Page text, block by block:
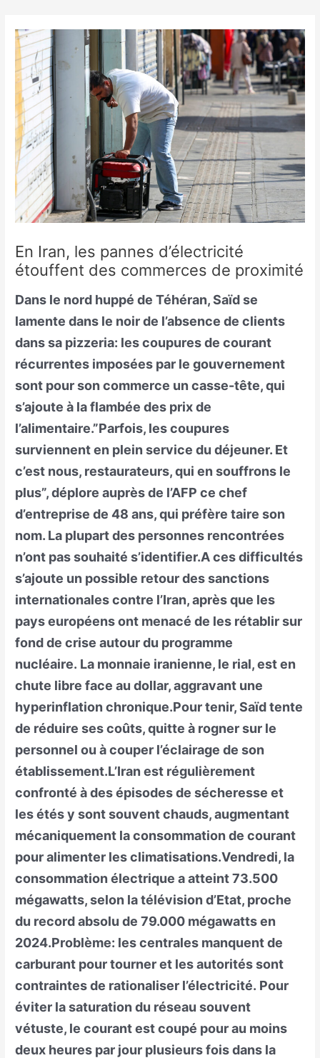
content
En Iran, les pannes d’électricité
étouffent des commerces de proximité
Dans le nord huppé de Téhéran, Saïd se
lamente dans le noir de l’absence de clients
dans sa pizzeria: les coupures de courant
récurrentes imposées par le gouvernement
sont pour son commerce un casse-tête, qui
s’ajoute à la flambée des prix de
l’alimentaire.”Parfois, les coupures
surviennent en plein service du déjeuner. Et
c’est nous, restaurateurs, qui en souffrons le
plus”, déplore auprès de l’AFP ce chef
d’entreprise de 48 ans, qui préfère taire son
nom. La plupart des personnes rencontrées
n’ont pas souhaité s’identifier.A ces difficultés
s’ajoute un possible retour des sanctions
internationales contre l’Iran, après que les
pays européens ont menacé de les rétablir sur
fond de crise autour du programme
nucléaire. La monnaie iranienne, le rial, est en
chute libre face au dollar, aggravant une
hyperinflation chronique.Pour tenir, Saïd tente
de réduire ses coûts, quitte à rogner sur le
personnel ou à couper l’éclairage de son
établissement.L’Iran est régulièrement
confronté à des épisodes de sécheresse et
les étés y sont souvent chauds, augmentant
mécaniquement la consommation de courant
pour alimenter les climatisations.Vendredi, la
consommation électrique a atteint 73.500
mégawatts, selon la télévision d’Etat, proche
du record absolu de 79.000 mégawatts en
2024.Problème: les centrales manquent de
carburant pour tourner et les autorités sont
contraintes de rationaliser l’électricité. Pour
éviter la saturation du réseau souvent
vétuste, le courant est coupé pour au moins
deux heures par jour plusieurs fois dans la